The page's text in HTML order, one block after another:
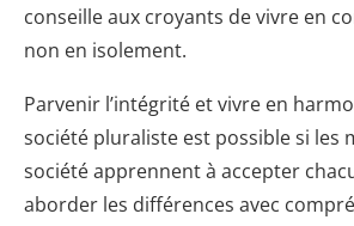
conseille aux croyants de vivre en
non en isolement.
Parvenir l’intégrité et vivre en
société pluraliste est possible si les
société apprennent à accepter
aborder les différences avec